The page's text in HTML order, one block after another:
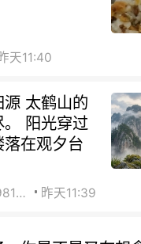
天11:40
太鹤山的
。 阳光穿过
在观夕台
街友74981146 昨天11:39